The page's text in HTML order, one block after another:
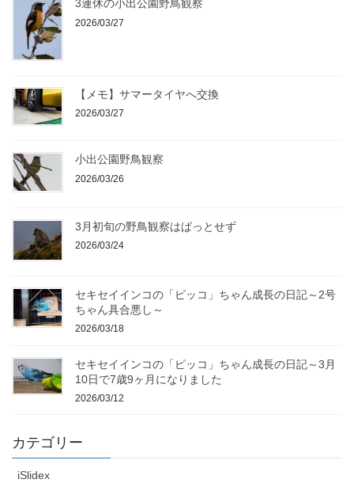
3連休の小出公園野鳥観察
2026/03/27
【メモ】サマータイヤへ交換
2026/03/27
小出公園野鳥観察
2026/03/26
3月初旬の野鳥観察はぱっとせず
2026/03/24
セキセイインコの「ピッコ」ちゃん成長の日記～2号
ちゃん具合悪し～
2026/03/18
セキセイインコの「ピッコ」ちゃん成長の日記～3月
10日で7歳9ヶ月になりました
2026/03/12
カテゴリー
iSlidex